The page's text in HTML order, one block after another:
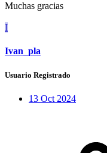
Muchas gracias
I
Ivan_pla
Usuario Registrado
13 Oct 2024